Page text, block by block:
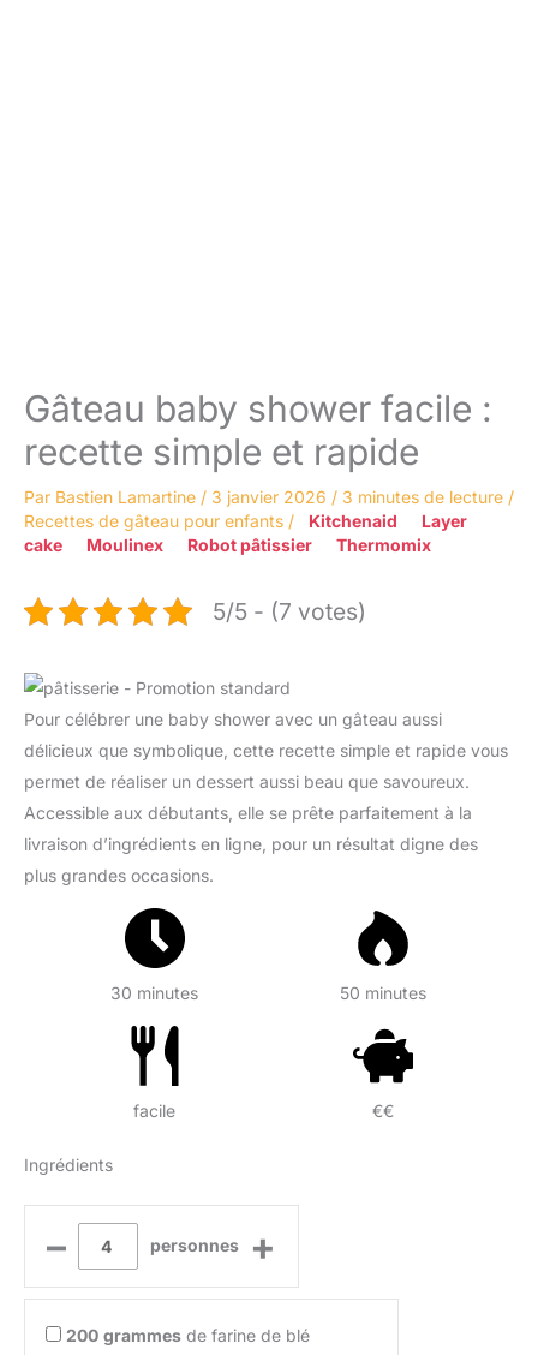
Gâteau baby shower facile :
recette simple et rapide
Par Bastien Lamartine / 3 janvier 2026 / 3 minutes de lecture /
Recettes de gâteau pour enfants / Kitchenaid
Layer
cake
Moulinex Robot pâtissier Thermomix
5/5 - (7 votes)
Pour célébrer une baby shower avec un gâteau aussi
délicieux que symbolique, cette recette simple et rapide vous
permet de réaliser un dessert aussi beau que savoureux.
Accessible aux débutants, elle se prête parfaitement à la
livraison d’ingrédients en ligne, pour un résultat digne des
plus grandes occasions.
30 minutes 50 minutes
facile €€
Ingrédients
– personnes +
200 grammes de farine de blé